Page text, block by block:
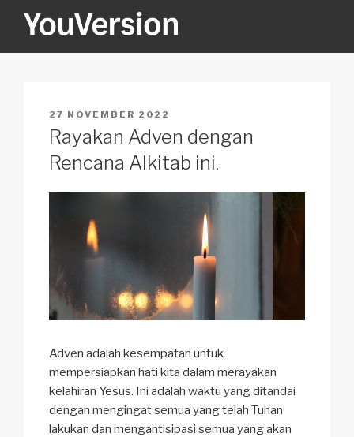
YOUVERSION
POSTED
ON
27 NOVEMBER 2022
Rayakan Adven dengan
Rencana Alkitab ini.
Adven adalah kesempatan untuk
mempersiapkan hati kita dalam merayakan
kelahiran Yesus. Ini adalah waktu yang ditandai
dengan mengingat semua yang telah Tuhan
lakukan dan mengantisipasi semua yang akan